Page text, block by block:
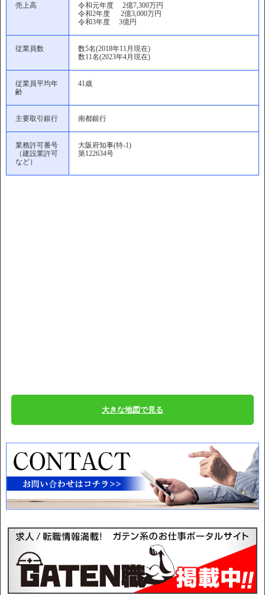
売上高
令和元年度 2億7,300万円
令和2年度 2億3,000万円
令和3年度 3億円
従業員数
数5名(2018年11月現在)
数11名(2023年4月現在)
従業員平均年
齢
41歳
主要取引銀行 南都銀行
業務許可番号
（建設業許可
など）
大阪府知事(特-1)
第122634号
大きな地図で見る